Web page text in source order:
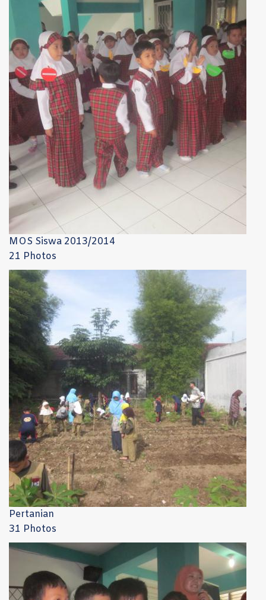
MOS Siswa 2013/2014
21 Photos
Pertanian
31 Photos